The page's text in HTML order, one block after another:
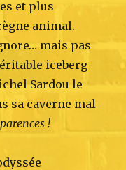
et plus
animal.
mais pas
iceberg
Sardou le
sa caverne mal
!